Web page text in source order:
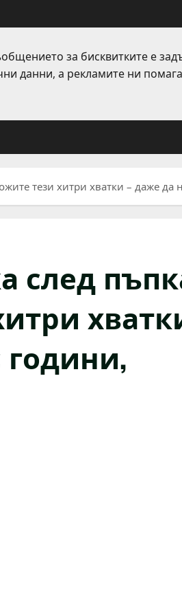
за бисквитките е
данни, а рекламите ни
тези хитри хватки – даже да
след